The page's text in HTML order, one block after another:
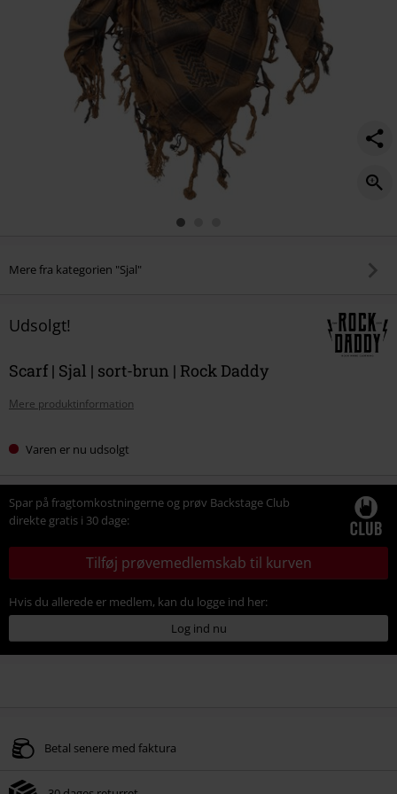
Mere fra kategorien "Sjal"
Udsolgt!
Scarf | Sjal | sort-brun | Rock Daddy
Mere produktinformation
Varen er nu udsolgt
Spar på fragtomkostningerne og prøv Backstage Club
direkte gratis i 30 dage:
Tilføj prøvemedlemskab til kurven
Hvis du allerede er medlem, kan du logge ind her:
Log ind nu
Betal senere med faktura